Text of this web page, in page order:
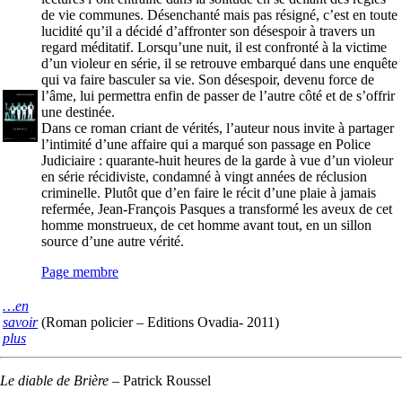
de vie communes. Désenchanté mais pas résigné, c’est en toute
lucidité qu’il a décidé d’affronter son désespoir à travers un
regard méditatif. Lorsqu’une nuit, il est confronté à la victime
d’un violeur en série, il se retrouve embarqué dans une enquête
qui va faire basculer sa vie. Son désespoir, devenu force de
l’âme, lui permettra enfin de passer de l’autre côté et de s’offrir
une destinée.
Dans ce roman criant de vérités, l’auteur nous invite à partager
l’intimité d’une affaire qui a marqué son passage en Police
Judiciaire : quarante-huit heures de la garde à vue d’un violeur
en série récidiviste, condamné à vingt années de réclusion
criminelle. Plutôt que d’en faire le récit d’une plaie à jamais
refermée, Jean-François Pasques a transformé les aveux de cet
homme monstrueux, de cet homme avant tout, en un sillon
source d’une autre vérité.
Page membre
…en
savoir
plus
(Roman policier – Editions Ovadia- 2011)
Le diable de Brière – Patrick Roussel